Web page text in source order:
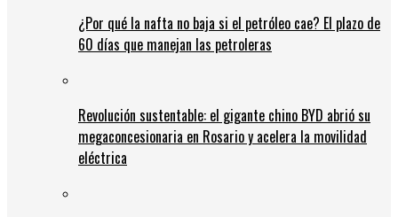
¿Por qué la nafta no baja si el petróleo cae? El plazo de
60 días que manejan las petroleras
Revolución sustentable: el gigante chino BYD abrió su
megaconcesionaria en Rosario y acelera la movilidad
eléctrica